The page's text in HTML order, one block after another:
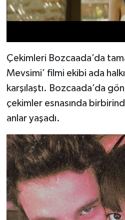
Çekimleri Bozcaada’da
Mevsimi’ filmi ekibi ada
karşılaştı. Bozcaada’da
çekimler esnasında
anlar yaşadı.